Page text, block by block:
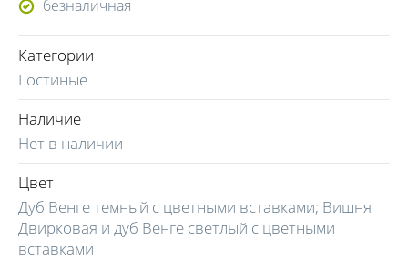
безналичная
Категории
Гостиные
Наличие
Нет в наличии
Цвет
Дуб Венге темный с цветными вставками; Вишня
Двирковая и дуб Венге светлый с цветными
вставками